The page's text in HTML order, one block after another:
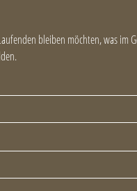
bleiben möchten, was im